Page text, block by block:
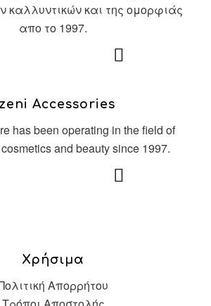
καλλυντικών και της ομορφιάς
απο το 1997.
Accessories
has been operating in the field of
and beauty since 1997.
Χρήσιμα
Απορρήτου